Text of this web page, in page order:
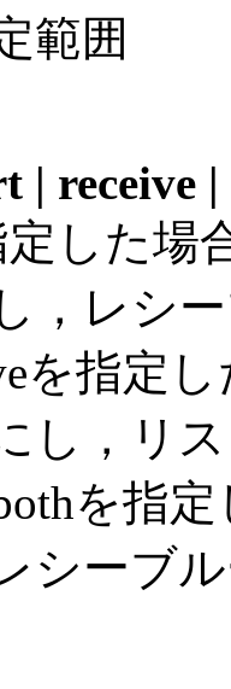
範囲
| receive
定した場
，レシ
を指定
し，リ
を指
シーブ